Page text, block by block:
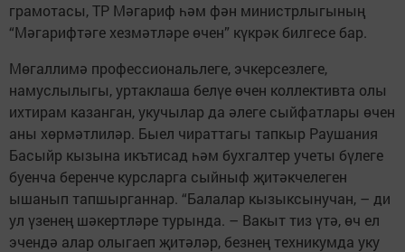
грамотасы, ТР Мәгариф һәм фән министрлыгының
“Мәгарифтәге хезмәтләре өчен” күк­рәк билгесе бар.
Мөгаллимә профессиональлеге, эчкерсезлеге,
намуслылыгы, уртаклаша белүе өчен коллективта олы
ихтирам казанган, укучылар да әлеге сыйфатлары өчен
аны хөрмәтлиләр. Быел чираттагы тапкыр Раушания
Басыйр кызына икътисад һәм бухгалтер учеты бүлеге
буенча беренче курсларга сыйныф җитәкчелеген
ышанып тапшырганнар. “Балалар кызыксынучан, – ди
ул үзенең шәкертләре турында. – Вакыт тиз үтә, өч ел
эчендә алар олыгаеп җитәләр, безнең техникумда уку